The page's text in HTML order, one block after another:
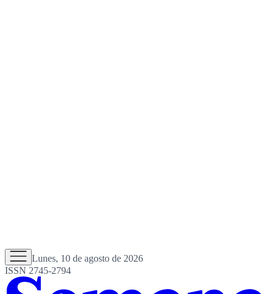
Lunes, 10 de agosto de 2026
ISSN 2745-2794